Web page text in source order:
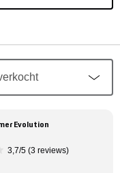
Evolution
3,7/5 (3 reviews)